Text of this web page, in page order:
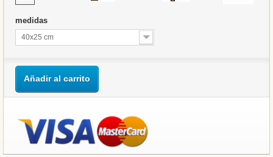
medidas
40x25 cm
Añadir al carrito